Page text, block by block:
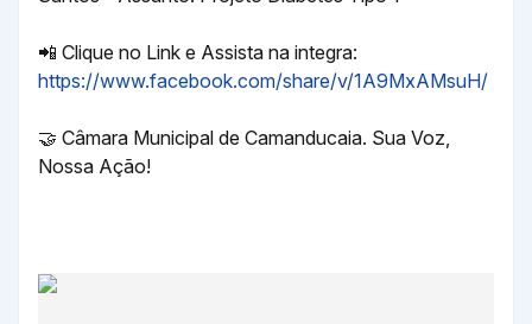
📲 Clique no Link e Assista na integra:
https://www.facebook.com/share/v/1A9MxAMsuH/
🤝 Câmara Municipal de Camanducaia. Sua Voz,
Nossa Ação!